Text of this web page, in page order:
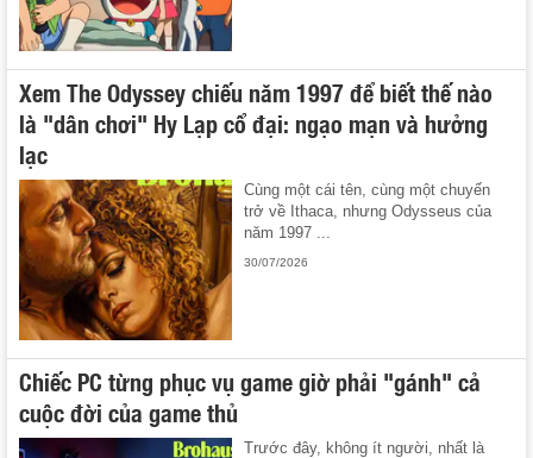
Xem The Odyssey chiếu năm 1997 để biết thế nào
là "dân chơi" Hy Lạp cổ đại: ngạo mạn và hưởng
lạc
Cùng một cái tên, cùng một chuyến
trở về Ithaca, nhưng Odysseus của
năm 1997 ...
30/07/2026
Chiếc PC từng phục vụ game giờ phải "gánh" cả
cuộc đời của game thủ
Trước đây, không ít người, nhất là